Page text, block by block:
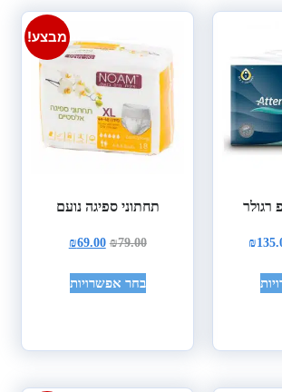
₪
מבצע!
תחתוני ספיגה נועם
₪79.00
₪69.00
בחר אפשרויות